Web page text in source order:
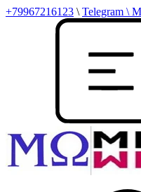
+79967216123 \ Telegram \